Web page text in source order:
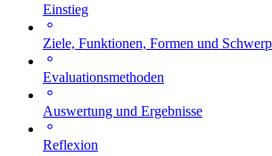
Einstieg
Ziele, Funktionen, Formen und
Evaluationsmethoden
Auswertung und Ergebnisse
Reflexion